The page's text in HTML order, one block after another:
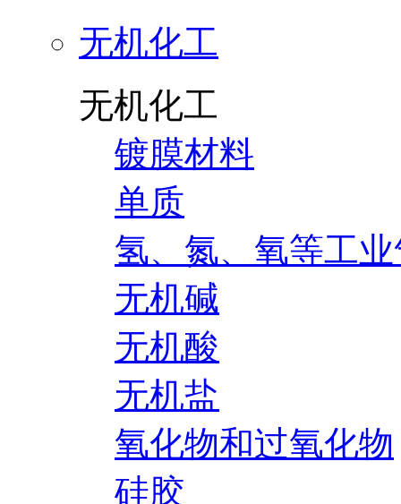
无机化工
无机化工
镀膜材料
单质
氢、氮、氧等工
无机碱
无机酸
无机盐
氧化物和过氧化物
硅胶